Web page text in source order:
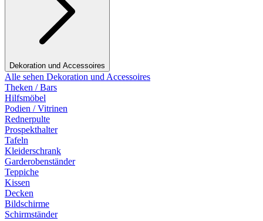
Dekoration und Accessoires
Alle sehen Dekoration und Accessoires
Theken / Bars
Hilfsmöbel
Podien / Vitrinen
Rednerpulte
Prospekthalter
Tafeln
Kleiderschrank
Garderobenständer
Teppiche
Kissen
Decken
Bildschirme
Schirmständer